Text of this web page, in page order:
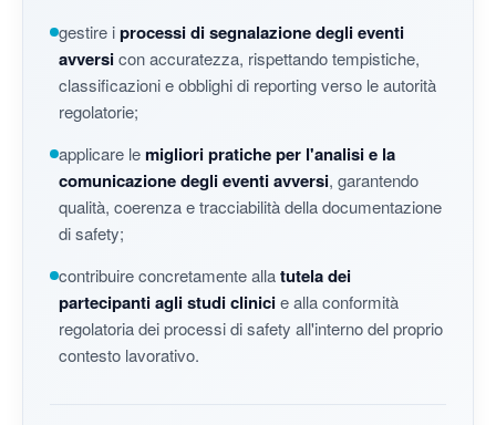
gestire iprocessi di segnalazione degli eventi
avversicon accuratezza, rispettando tempistiche,
classificazioni e obblighi di reporting verso le autorità
regolatorie;
applicare lemigliori pratiche per l'analisi e la
comunicazione degli eventi avversi, garantendo
qualità, coerenza e tracciabilità della documentazione
di safety;
contribuire concretamente allatutela dei
partecipanti agli studi clinicie alla conformità
regolatoria dei processi di safety all'interno del proprio
contesto lavorativo.